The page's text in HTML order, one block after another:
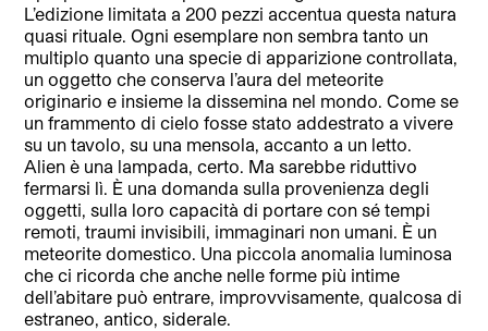
L’edizione limitata a 200 pezzi accentua questa natura
quasi rituale. Ogni esemplare non sembra tanto un
multiplo quanto una specie di apparizione controllata,
un oggetto che conserva l’aura del meteorite
originario e insieme la dissemina nel mondo. Come se
un frammento di cielo fosse stato addestrato a vivere
su un tavolo, su una mensola, accanto a un letto.
Alien è una lampada, certo. Ma sarebbe riduttivo
fermarsi lì. È una domanda sulla provenienza degli
oggetti, sulla loro capacità di portare con sé tempi
remoti, traumi invisibili, immaginari non umani. È un
meteorite domestico. Una piccola anomalia luminosa
che ci ricorda che anche nelle forme più intime
dell’abitare può entrare, improvvisamente, qualcosa di
estraneo, antico, siderale.